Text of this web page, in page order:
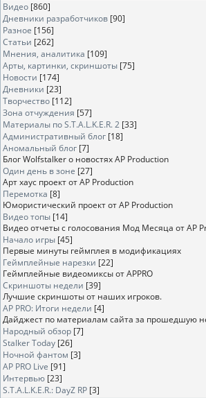
Видео [860]
Дневники разработчиков [90]
Разное [156]
Статьи [262]
Мнения, аналитика [109]
Арты, картинки, скриншоты [75]
Новости [174]
Дневники [23]
Творчество [112]
Зона отчуждения [57]
Материалы по S.T.A.L.K.E.R. 2 [33]
Административный блог [18]
Аномальный блог [7]
Блог Wolfstalker о новостях AP Production
Один день в зоне [27]
Арт хаус проект от AP Production
Перемотка [8]
Юмористический проект от AP Production
Видео топы [14]
Видео отчеты с голосования Мод Месяца от AP
Начало игры [45]
Первые минуты геймплея в модификациях
Геймплейные нарезки [22]
Геймплейные видеомиксы от APPRO
Скриншоты недели [39]
Лучшие скриншоты от наших игроков.
AP PRO: Итоги недели [4]
Дайджест по материалам сайта за прошедшую
Народный обзор [7]
Stalker Today [26]
Ночной фантом [3]
AP PRO Live [91]
Интервью [23]
S.T.A.L.K.E.R.: DayZ RP [3]